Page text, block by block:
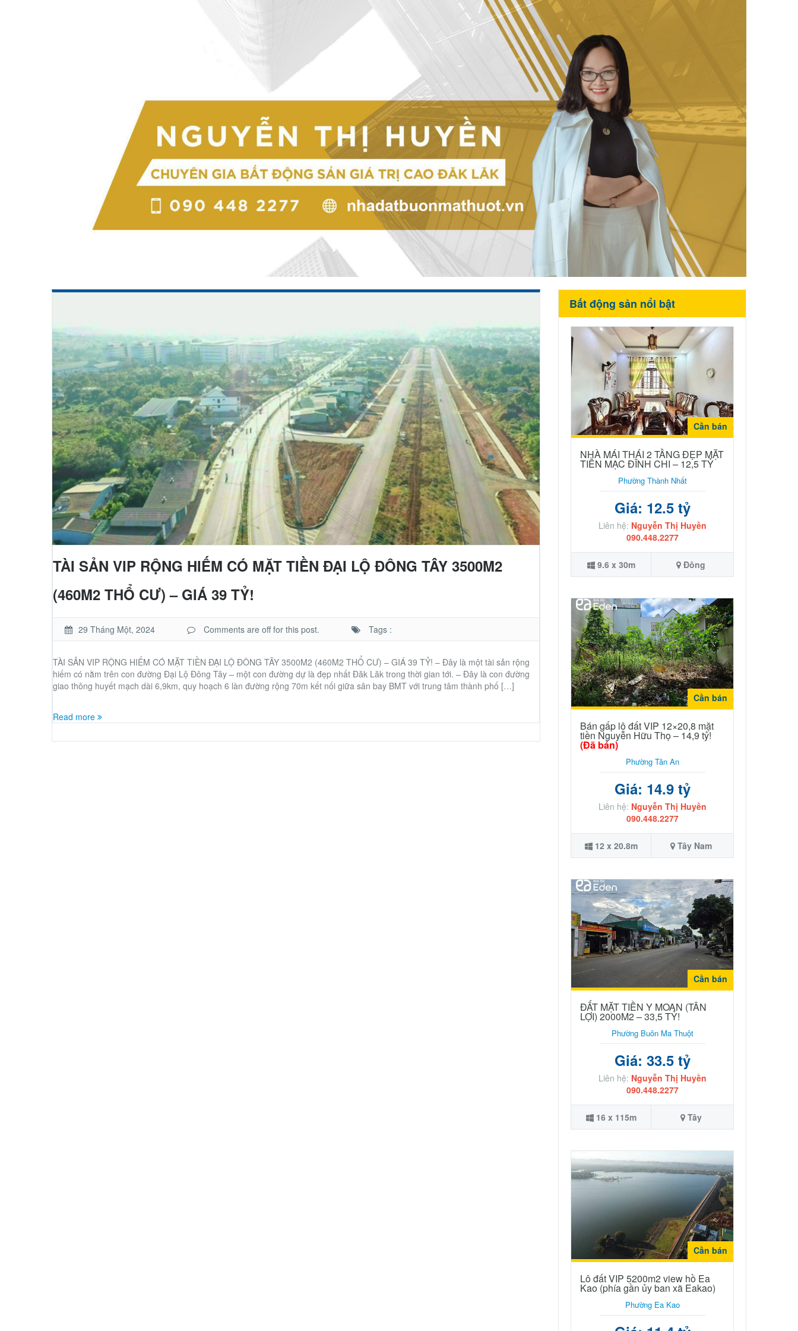
TÀI SẢN VIP RỘNG HIẾM CÓ MẶT TIỀN ĐẠI LỘ ĐÔNG TÂY 3500M2
(460M2 THỔ CƯ) – GIÁ 39 TỶ!
29 Tháng Một, 2024 Comments are off for this post. Tags :
TÀI SẢN VIP RỘNG HIẾM CÓ MẶT TIỀN ĐẠI LỘ ĐÔNG TÂY 3500M2 (460M2 THỔ CƯ) – GIÁ 39 TỶ! – Đây là một tài sản rộng
hiếm có nằm trên con đường Đại Lộ Đông Tây – một con đường dự là đẹp nhất Đăk Lăk trong thời gian tới. – Đây là con đường
giao thông huyết mạch dài 6,9km, quy hoạch 6 làn đường rộng 70m kết nối giữa sân bay BMT với trung tâm thành phố […]
Read more
Bất động sản nổi bật
Cần bán
NHÀ MÁI THÁI 2 TẦNG ĐẸP MẶT
TIỀN MẠC ĐĨNH CHI – 12,5 TỶ
Phường Thành Nhất
Giá: 12.5 tỷ
Liên hệ: Nguyễn Thị Huyền
090.448.2277
9.6 x 30m Đông
Cần bán
Bán gấp lô đất VIP 12×20,8 mặt
tiền Nguyễn Hữu Thọ – 14,9 tỷ!
(Đã bán)
Phường Tân An
Giá: 14.9 tỷ
Liên hệ: Nguyễn Thị Huyền
090.448.2277
12 x 20.8m Tây Nam
Cần bán
ĐẤT MẶT TIỀN Y MOAN (TÂN
LỢI) 2000M2 – 33,5 TỶ!
Phường Buôn Ma Thuột
Giá: 33.5 tỷ
Liên hệ: Nguyễn Thị Huyền
090.448.2277
16 x 115m Tây
Cần bán
Lô đất VIP 5200m2 view hồ Ea
Kao (phía gần ủy ban xã Eakao)
Phường Ea Kao